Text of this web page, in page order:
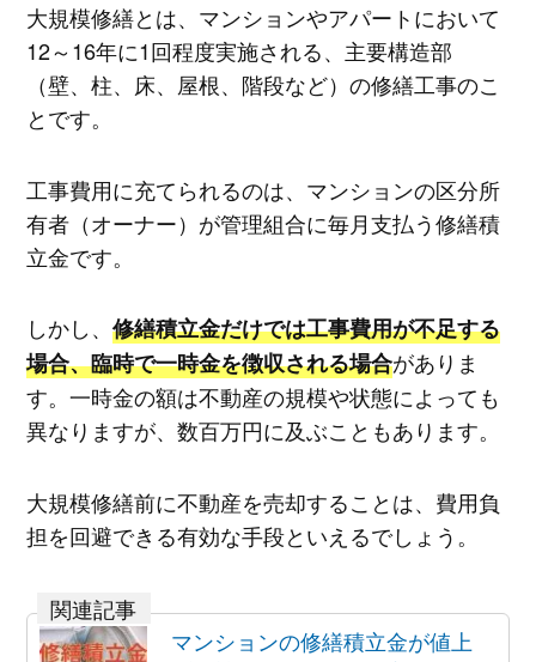
大規模修繕とは、マンションやアパートにおいて
12～16年に1回程度実施される、主要構造部
（壁、柱、床、屋根、階段など）の修繕工事のこ
とです。
工事費用に充てられるのは、マンションの区分所
有者（オーナー）が管理組合に毎月支払う修繕積
立金です。
しかし、 修繕積立金だけでは工事費用が不足する
場合、臨時で一時金を徴収される場合がありま
す。一時金の額は不動産の規模や状態によっても
異なりますが、数百万円に及ぶこともあります。
大規模修繕前に不動産を売却することは、費用負
担を回避できる有効な手段といえるでしょう。
マンションの修繕積立金が値上